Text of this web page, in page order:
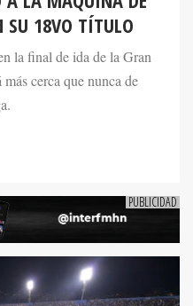
SU 18VO TÍTULO
la final de ida de la Gran
cerca que nunca de